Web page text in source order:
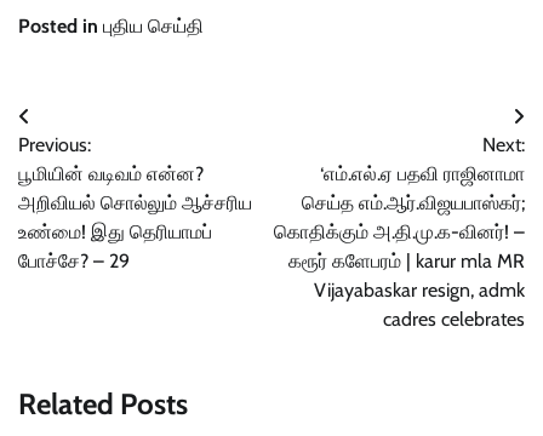
Posted in புதிய செய்தி
Post
navigation
Previous:
பூமியின் வடிவம் என்ன?
அறிவியல் சொல்லும் ஆச்சரிய
உண்மை! இது தெரியாமப்
போச்சே? – 29
Next:
‘எம்.எல்.ஏ பதவி ராஜினாமா
செய்த எம்.ஆர்.விஜயபாஸ்கர்;
கொதிக்கும் அ.தி.மு.க-வினர்! –
கரூர் களேபரம் | karur mla MR
Vijayabaskar resign, admk
cadres celebrates
Related Posts